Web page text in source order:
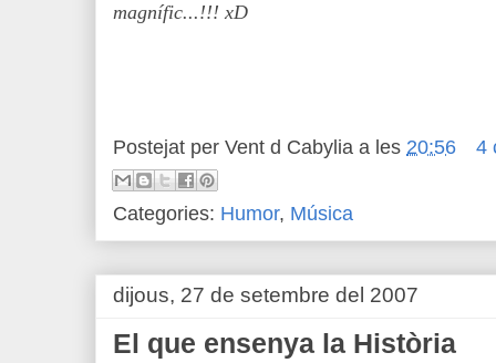
magnífic...!!! xD
Postejat per Vent d Cabylia a les 20:56 4
Categories: Humor, Música
dijous, 27 de setembre del 2007
El que ensenya la Història